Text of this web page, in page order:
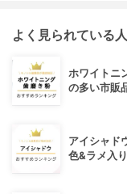
よく見られている
ホワイトニ
の多い市販
アイシャド
色&ラメ入